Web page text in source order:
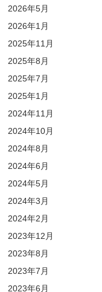
2026年5月
2026年1月
2025年11月
2025年8月
2025年7月
2025年1月
2024年11月
2024年10月
2024年8月
2024年6月
2024年5月
2024年3月
2024年2月
2023年12月
2023年8月
2023年7月
2023年6月